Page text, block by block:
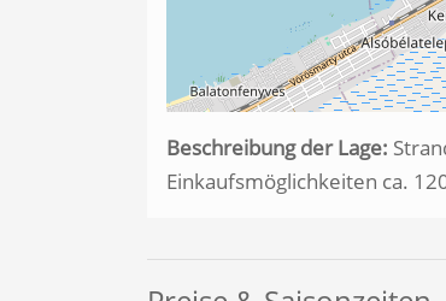
Beschreibung der Lage:
Einkaufsmöglichkeiten ca.